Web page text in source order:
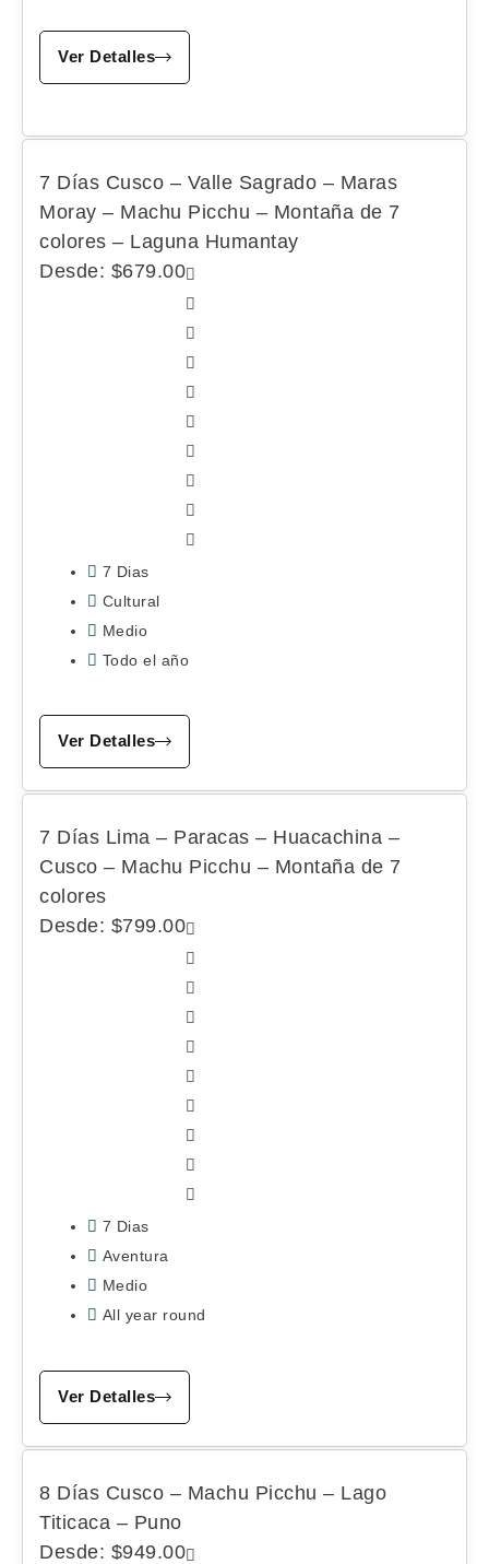
Ver Detalles
7 Días Cusco – Valle Sagrado – Maras
Moray – Machu Picchu – Montaña de 7
colores – Laguna Humantay
Desde: $679.00
7 Dias
Cultural
Medio
Todo el año
Ver Detalles
7 Días Lima – Paracas – Huacachina –
Cusco – Machu Picchu – Montaña de 7
colores
Desde: $799.00
7 Dias
Aventura
Medio
All year round
Ver Detalles
8 Días Cusco – Machu Picchu – Lago
Titicaca – Puno
Desde: $949.00